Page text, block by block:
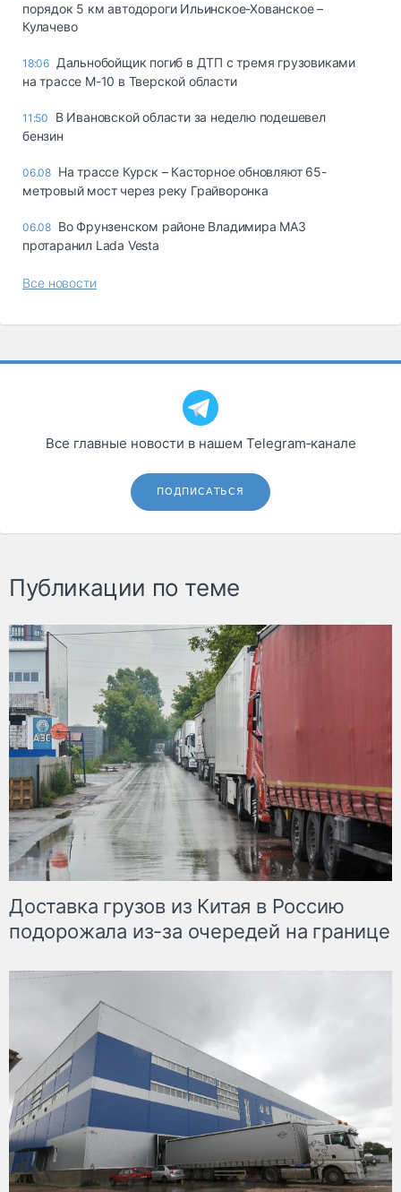
порядок 5 км автодороги Ильинское-Хованское –
Кулачево
18:06 Дальнобойщик погиб в ДТП с тремя грузовиками
на трассе М-10 в Тверской области
11:50
В Ивановской области за неделю подешевел
бензин
06.08 На трассе Курск – Касторное обновляют 65-
метровый мост через реку Грайворонка
06.08 Во Фрунзенском районе Владимира МАЗ
протаранил Lada Vesta
Все новости
Все главные новости в нашем Telegram‑канале
ПОДПИСАТЬСЯ
Публикации по теме
Доставка грузов из Китая в Россию
подорожала из-за очередей на границе